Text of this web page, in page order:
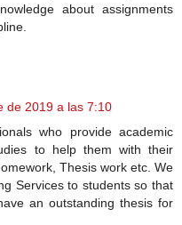
about assignments
de 2019 a las 7:10
who provide academic
to help them with their
Thesis work etc. We
Services to students so that
an outstanding thesis for